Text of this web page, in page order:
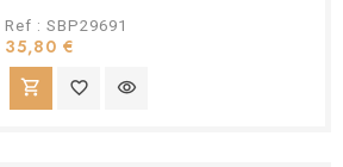
Ref : SBP29691
35,80 €
shopping_cart favorite_border visibility